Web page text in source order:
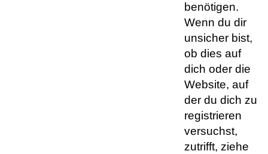
benötigen.
Wenn du dir
unsicher bist,
ob dies auf
dich oder die
Website, auf
der du dich zu
registrieren
versuchst,
zutrifft, ziehe